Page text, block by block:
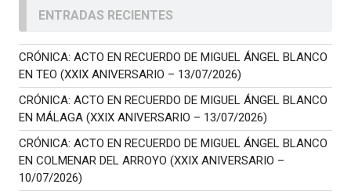
ENTRADAS RECIENTES
CRÓNICA: ACTO EN RECUERDO DE MIGUEL ÁNGEL BLANCO
EN TEO (XXIX ANIVERSARIO – 13/07/2026)
CRÓNICA: ACTO EN RECUERDO DE MIGUEL ÁNGEL BLANCO
EN MÁLAGA (XXIX ANIVERSARIO – 13/07/2026)
CRÓNICA: ACTO EN RECUERDO DE MIGUEL ÁNGEL BLANCO
EN COLMENAR DEL ARROYO (XXIX ANIVERSARIO –
10/07/2026)